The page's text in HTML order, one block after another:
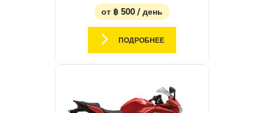
от ฿ 500 / день
ПОДРОБНЕЕ